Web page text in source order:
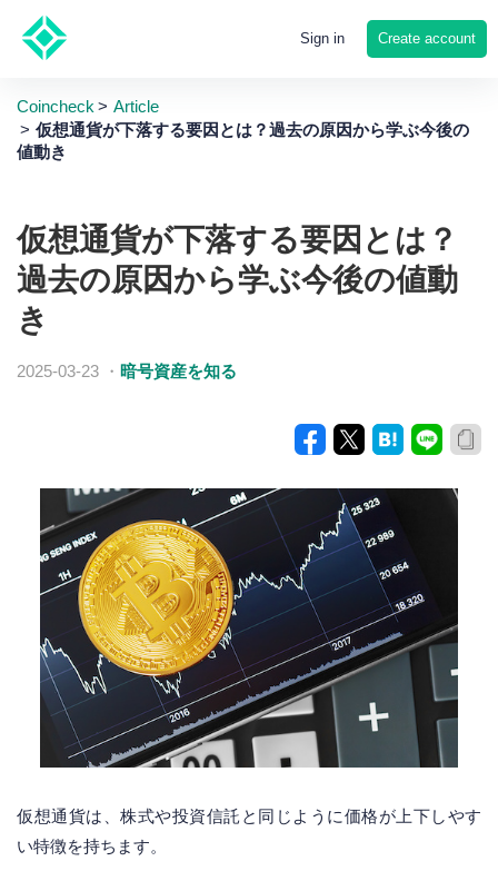
Sign in Create account
Coincheck
Article
仮想通貨が下落する要因とは？過去の原因から学ぶ今後の
値動き
仮想通貨が下落する要因とは？
過去の原因から学ぶ今後の値動
き
2025-03-23 ・ 暗号資産を知る
仮想通貨は、株式や投資信託と同じように価格が上下しやす
い特徴を持ちます。